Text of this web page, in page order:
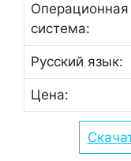
Операционная
система:
Русский язык:
Цена: